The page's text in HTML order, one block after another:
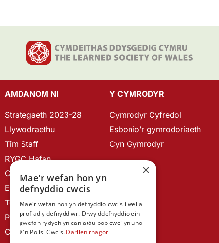
AMDANOM NI
Strategaeth 2023-28
Llywodraethu
Tîm Staff
RYGC Hafan
Canllawiau brandio
Ein Hanes
Telerau ac Amodau
Polisi Preifatrwydd
Cysylltu â ni
Y CYMRODYR
Cymrodyr Cyfredol
Esbonio’r gymrodoriaeth
Cyn Gymrodyr
×
Mae'r wefan hon yn
defnyddio cwcis
Mae'r wefan hon yn defnyddio cwcis i wella
profiad y defnyddiwr. Drwy ddefnyddio ein
gwefan rydych yn caniatáu bob cwci yn unol
â'n Polisi Cwcis. Darllen rhagor